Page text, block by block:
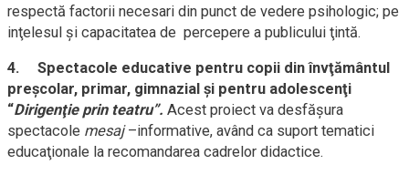
respectă factorii necesari din punct de vedere psihologic; pe
inţelesul şi capacitatea de percepere a publicului ţintă.
4. Spectacole educative pentru copii din învţământul
preşcolar, primar, gimnazial şi pentru adolescenţi
“Dirigenţie prin teatru”. Acest proiect va desfăşura
spectacole mesaj–informative, având ca suport tematici
educaţionale la recomandarea cadrelor didactice.